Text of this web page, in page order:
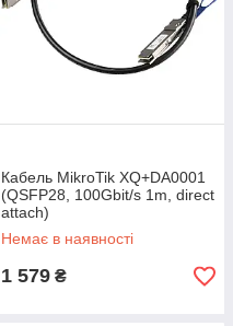
Кабель MikroTik XQ+DA0001
(QSFP28, 100Gbit/s 1m, direct
attach)
Немає в наявності
1 579 ₴